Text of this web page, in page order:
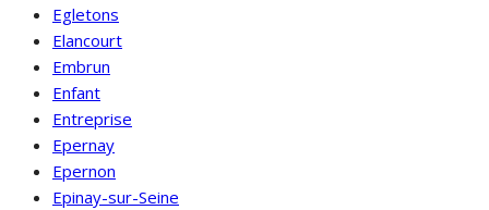
Egletons
Elancourt
Embrun
Enfant
Entreprise
Epernay
Epernon
Epinay-sur-Seine